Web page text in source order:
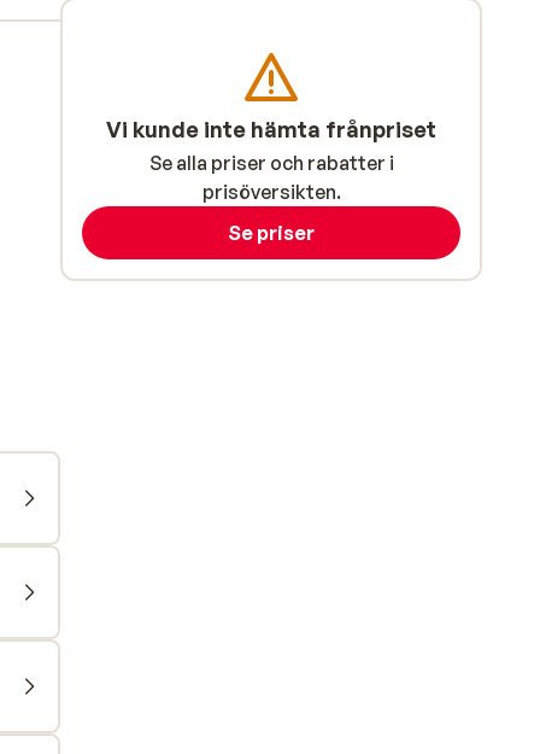
Vi kunde inte hämta frånpriset
Se alla priser och rabatter i
prisöversikten.
Se priser